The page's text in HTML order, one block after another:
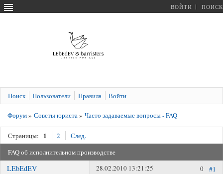
ВОЙТИ ПОИСК
Поиск Пользователи Правила Войти
Форум» Советы юриста» Часто задаваемые вопросы - FAQ
Страницы: 1 2
След.
FAQ об исполнительном производстве
LEbEdEV #1
0
28.02.2010 13:21:25